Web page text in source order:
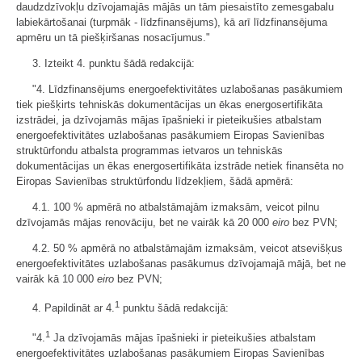
daudzdzīvokļu dzīvojamajās mājās un tām piesaistīto zemesgabalu
labiekārtošanai (turpmāk - līdzfinansējums), kā arī līdzfinansējuma
apmēru un tā piešķiršanas nosacījumus."
3. Izteikt 4. punktu šādā redakcijā:
"4. Līdzfinansējums energoefektivitātes uzlabošanas pasākumiem
tiek piešķirts tehniskās dokumentācijas un ēkas energosertifikāta
izstrādei, ja dzīvojamās mājas īpašnieki ir pieteikušies atbalstam
energoefektivitātes uzlabošanas pasākumiem Eiropas Savienības
struktūrfondu atbalsta programmas ietvaros un tehniskās
dokumentācijas un ēkas energosertifikāta izstrāde netiek finansēta no
Eiropas Savienības struktūrfondu līdzekļiem, šādā apmērā:
4.1. 100 % apmērā no atbalstāmajām izmaksām, veicot pilnu
dzīvojamās mājas renovāciju, bet ne vairāk kā 20 000 eiro bez PVN;
4.2. 50 % apmērā no atbalstāmajām izmaksām, veicot atsevišķus
energoefektivitātes uzlabošanas pasākumus dzīvojamajā mājā, bet ne
vairāk kā 10 000 eiro bez PVN;
4. Papildināt ar 4.1 punktu šādā redakcijā:
"4. 1 Ja dzīvojamās mājas īpašnieki ir pieteikušies atbalstam
energoefektivitātes uzlabošanas pasākumiem Eiropas Savienības